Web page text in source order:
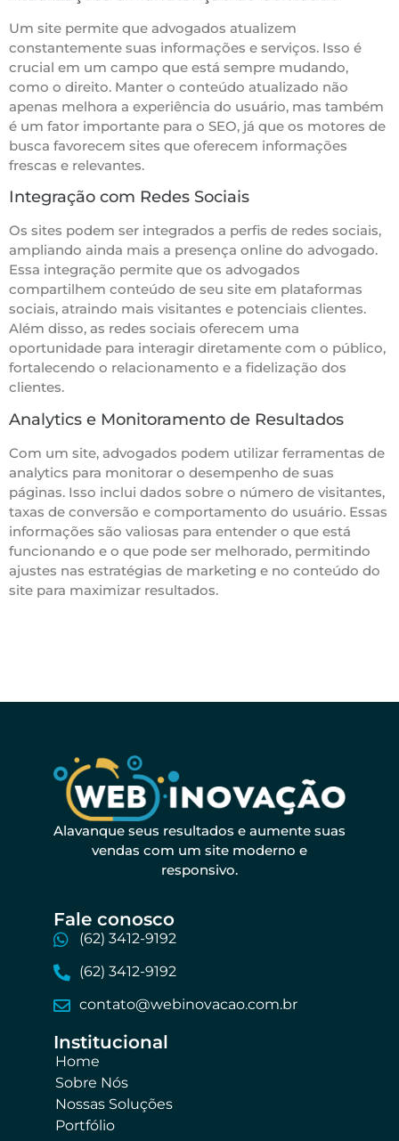
Um site permite que advogados atualizem
constantemente suas informações e serviços. Isso é
crucial em um campo que está sempre mudando,
como o direito. Manter o conteúdo atualizado não
apenas melhora a experiência do usuário, mas também
é um fator importante para o SEO, já que os motores de
busca favorecem sites que oferecem informações
frescas e relevantes.
Integração com Redes Sociais
Os sites podem ser integrados a perfis de redes sociais,
ampliando ainda mais a presença online do advogado.
Essa integração permite que os advogados
compartilhem conteúdo de seu site em plataformas
sociais, atraindo mais visitantes e potenciais clientes.
Além disso, as redes sociais oferecem uma
oportunidade para interagir diretamente com o público,
fortalecendo o relacionamento e a fidelização dos
clientes.
Analytics e Monitoramento de Resultados
Com um site, advogados podem utilizar ferramentas de
analytics para monitorar o desempenho de suas
páginas. Isso inclui dados sobre o número de visitantes,
taxas de conversão e comportamento do usuário. Essas
informações são valiosas para entender o que está
funcionando e o que pode ser melhorado, permitindo
ajustes nas estratégias de marketing e no conteúdo do
site para maximizar resultados.
Alavanque seus resultados e aumente suas
vendas com um site moderno e
responsivo.
Fale conosco​
(62) 3412-9192
(62) 3412-9192
contato@webinovacao.com.br
Institucional​
Home
Sobre Nós
Nossas Soluções
Portfólio